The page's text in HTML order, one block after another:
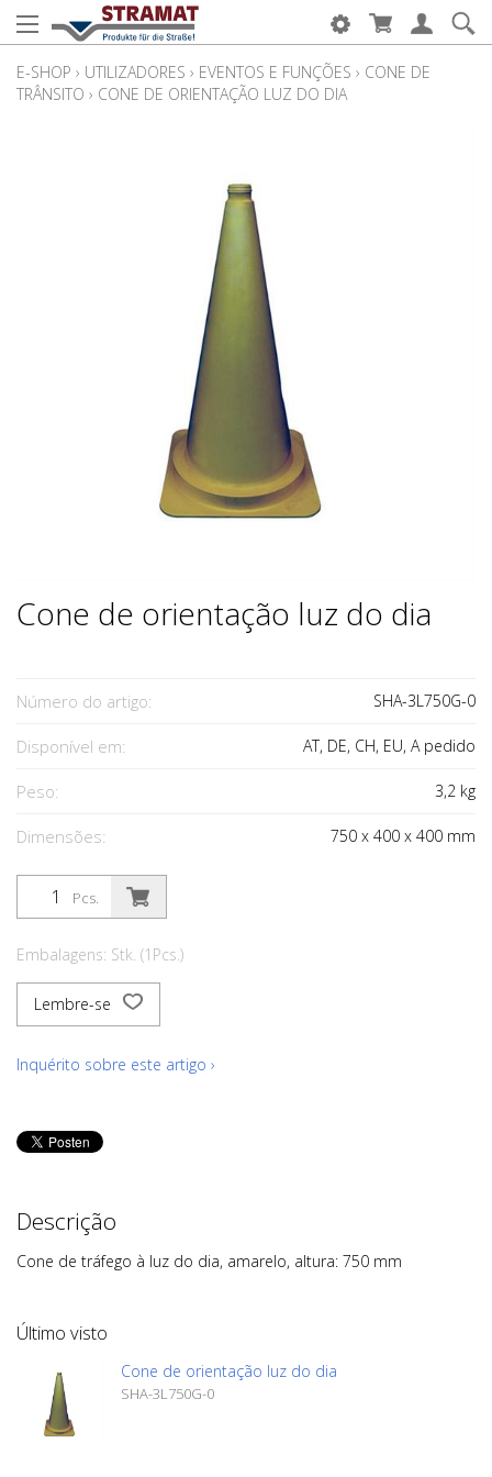
E-SHOP › UTILIZADORES › EVENTOS E FUNÇÕES › CONE DE
TRÂNSITO › CONE DE ORIENTAÇÃO LUZ DO DIA
Cone de orientação luz do dia
Número do artigo: SHA-3L750G-0
Disponível em: AT, DE, CH, EU, A pedido
Peso: 3,2 kg
Dimensões: 750 x 400 x 400 mm
Pcs.
Embalagens: Stk. (1Pcs.)
Lembre-se
Inquérito sobre este artigo ›
Descrição
Cone de tráfego à luz do dia, amarelo, altura: 750 mm
Último visto
Cone de orientação luz do dia
SHA-3L750G-0